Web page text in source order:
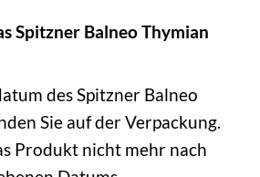
Spitzner Balneo Thymian
des Spitzner Balneo
Sie auf der Verpackung.
Produkt nicht mehr nach